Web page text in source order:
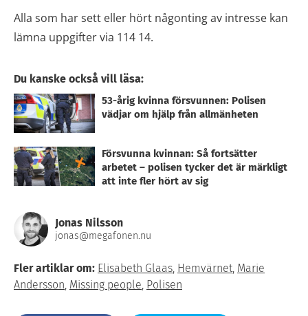
Alla som har sett eller hört någonting av intresse kan
lämna uppgifter via 114 14.
Du kanske också vill läsa:
53-årig kvinna försvunnen: Polisen
vädjar om hjälp från allmänheten
Försvunna kvinnan: Så fortsätter
arbetet – polisen tycker det är märkligt
att inte fler hört av sig
Jonas Nilsson
jonas@megafonen.nu
Fler artiklar om: Elisabeth Glaas, Hemvärnet, Marie
Andersson, Missing people, Polisen